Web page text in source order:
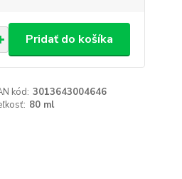
Pridať do košíka
kód: 3013643004646
80 ml